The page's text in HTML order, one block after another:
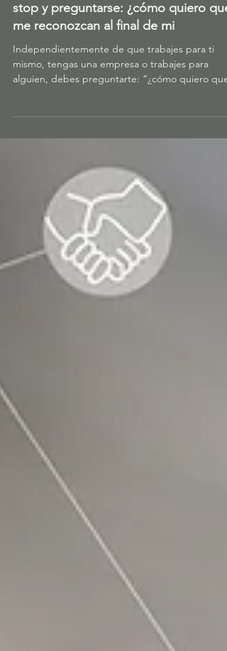
Todas las personas deben hacer un
me reconozcan al final de mi
Independientemente de que trabajes para ti
mismo, tengas una empresa o trabajes para
alguien, debes preguntarte: “¿cómo quiero que